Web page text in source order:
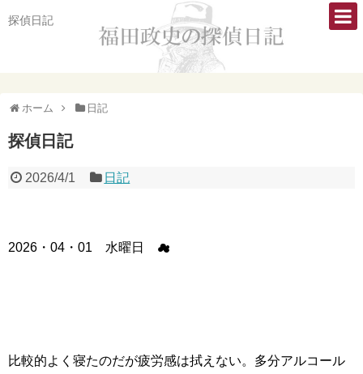
探偵日記
ホーム 日記
探偵日記
2026/4/1 日記
2026・04・01 水曜日 ☁
比較的よく寝たのだが疲労感は拭えない。多分アルコール